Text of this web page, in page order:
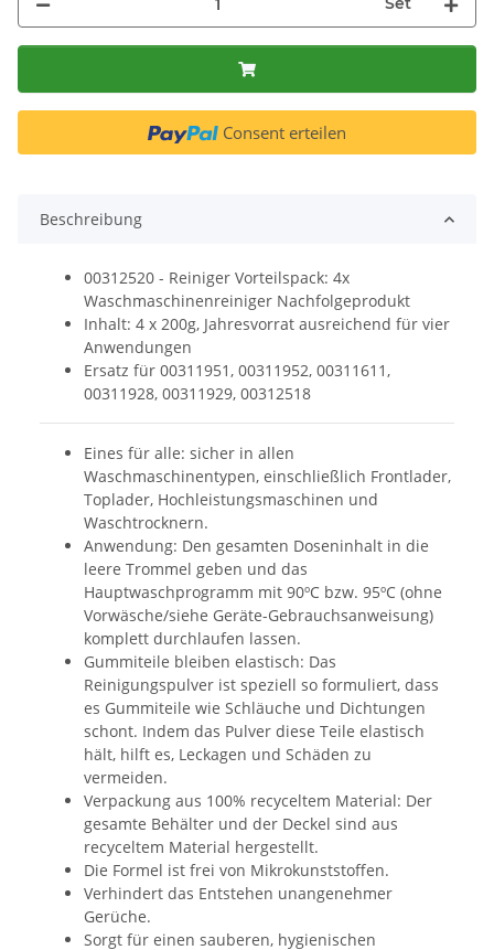
Consent erteilen
Beschreibung
00312520 - Reiniger Vorteilspack: 4x
Waschmaschinenreiniger Nachfolgeprodukt
Inhalt: 4 x 200g, Jahresvorrat ausreichend für vier
Anwendungen
Ersatz für 00311951, 00311952, 00311611,
00311928, 00311929, 00312518
Eines für alle: sicher in allen
Waschmaschinentypen, einschließlich Frontlader,
Toplader, Hochleistungsmaschinen und
Waschtrocknern.
Anwendung: Den gesamten Doseninhalt in die
leere Trommel geben und das
Hauptwaschprogramm mit 90ºC bzw. 95ºC (ohne
Vorwäsche/siehe Geräte-Gebrauchsanweisung)
komplett durchlaufen lassen.
Gummiteile bleiben elastisch: Das
Reinigungspulver ist speziell so formuliert, dass
es Gummiteile wie Schläuche und Dichtungen
schont. Indem das Pulver diese Teile elastisch
hält, hilft es, Leckagen und Schäden zu
vermeiden.
Verpackung aus 100% recyceltem Material: Der
gesamte Behälter und der Deckel sind aus
recyceltem Material hergestellt.
Die Formel ist frei von Mikrokunststoffen.
Verhindert das Entstehen unangenehmer
Gerüche.
Sorgt für einen sauberen, hygienischen